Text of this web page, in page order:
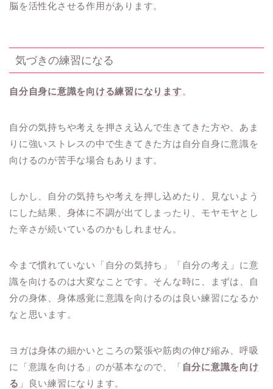
脳を活性化させる作用があります。
気づきの練習になる
自分自身に意識を向ける練習になります。
自分の気持ちや考えを押さえ込んで生きてきた方や、あま
りに強いストレスの中で生きてきた方は自分自身に意識を
向けるのが苦手な場合もあります。
しかし、自分の気持ちや考えを押し込めたり、見ないよう
にした結果、身体に不調が出てしまったり、モヤモヤとし
た辛さが続いているのかもしれません。
今まで慣れていない「自分の気持ち」「自分の考え」に意
識を向けるのは大変なことです。そんな時に、まずは、自
分の身体、身体感覚に意識を向けるのは良い練習になるか
なと思います。
ヨガは身体の細かいところの緊張や筋肉の伸び縮み、呼吸
に「意識を向ける」のが基本なので、「 自分に意識を向け
る 」良い練習になります。